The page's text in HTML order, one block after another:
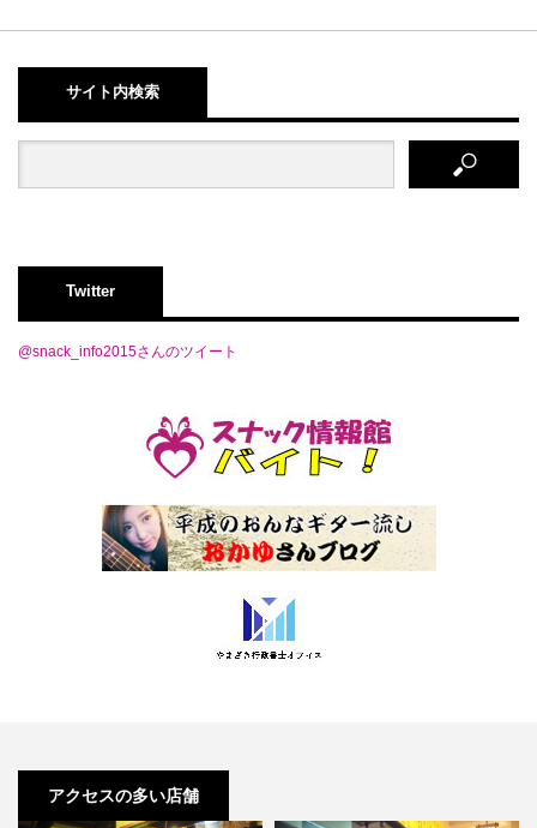
サイト内検索
Twitter
@snack_info2015さんのツイート
アクセスの多い店舗